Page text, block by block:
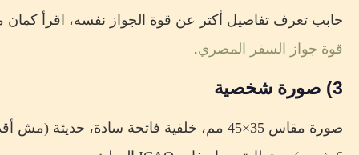
حابب تعرف تفاصيل أكتر عن قوة الجواز نفسه، اقرأ كمان
قوة جواز السفر المصري.
3) صورة شخصية
صورة مقاس 35×45 مم، خلفية فاتحة سادة، حديثة